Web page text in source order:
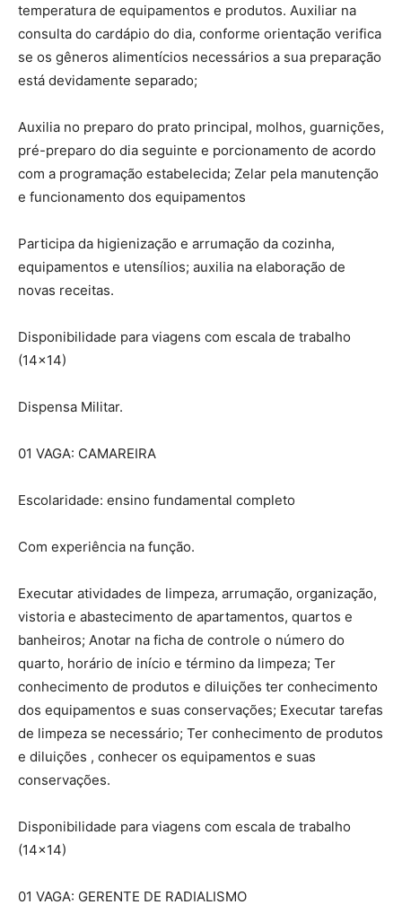
temperatura de equipamentos e produtos. Auxiliar na
consulta do cardápio do dia, conforme orientação verifica
se os gêneros alimentícios necessários a sua preparação
está devidamente separado;
Auxilia no preparo do prato principal, molhos, guarnições,
pré-preparo do dia seguinte e porcionamento de acordo
com a programação estabelecida; Zelar pela manutenção
e funcionamento dos equipamentos
Participa da higienização e arrumação da cozinha,
equipamentos e utensílios; auxilia na elaboração de
novas receitas.
Disponibilidade para viagens com escala de trabalho
(14×14)
Dispensa Militar.
01 VAGA: CAMAREIRA
Escolaridade: ensino fundamental completo
Com experiência na função.
Executar atividades de limpeza, arrumação, organização,
vistoria e abastecimento de apartamentos, quartos e
banheiros; Anotar na ficha de controle o número do
quarto, horário de início e término da limpeza; Ter
conhecimento de produtos e diluições ter conhecimento
dos equipamentos e suas conservações; Executar tarefas
de limpeza se necessário; Ter conhecimento de produtos
e diluições , conhecer os equipamentos e suas
conservações.
Disponibilidade para viagens com escala de trabalho
(14×14)
01 VAGA: GERENTE DE RADIALISMO